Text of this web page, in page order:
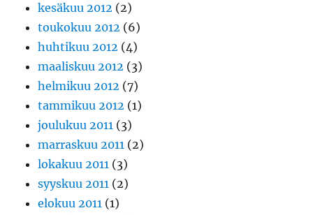
kesäkuu 2012 (2)
toukokuu 2012 (6)
huhtikuu 2012 (4)
maaliskuu 2012 (3)
helmikuu 2012 (7)
tammikuu 2012 (1)
joulukuu 2011 (3)
marraskuu 2011 (2)
lokakuu 2011 (3)
syyskuu 2011 (2)
elokuu 2011 (1)